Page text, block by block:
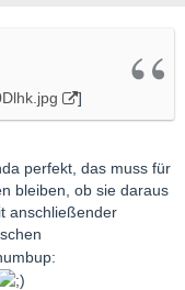
]
perfekt, das muss für
bleiben, ob sie daraus
anschließender